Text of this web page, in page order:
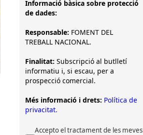
Informació bàsica sobre protecció
de dades:
Responsable: FOMENT DEL
TREBALL NACIONAL.
Finalitat: Subscripció al butlletí
informatiu i, si escau, per a
prospecció comercial.
Més informació i drets: Política de
privacitat.
Accepto el tractament de les meves